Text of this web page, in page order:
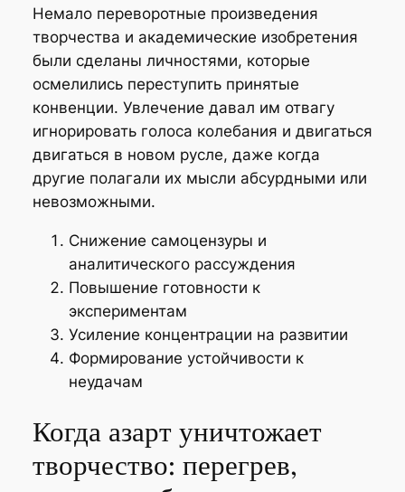
Немало переворотные произведения
творчества и академические изобретения
были сделаны личностями, которые
осмелились переступить принятые
конвенции. Увлечение давал им отвагу
игнорировать голоса колебания и двигаться
двигаться в новом русле, даже когда
другие полагали их мысли абсурдными или
невозможными.
Снижение самоцензуры и
аналитического рассуждения
Повышение готовности к
экспериментам
Усиление концентрации на развитии
Формирование устойчивости к
неудачам
Когда азарт уничтожает
творчество: перегрев,